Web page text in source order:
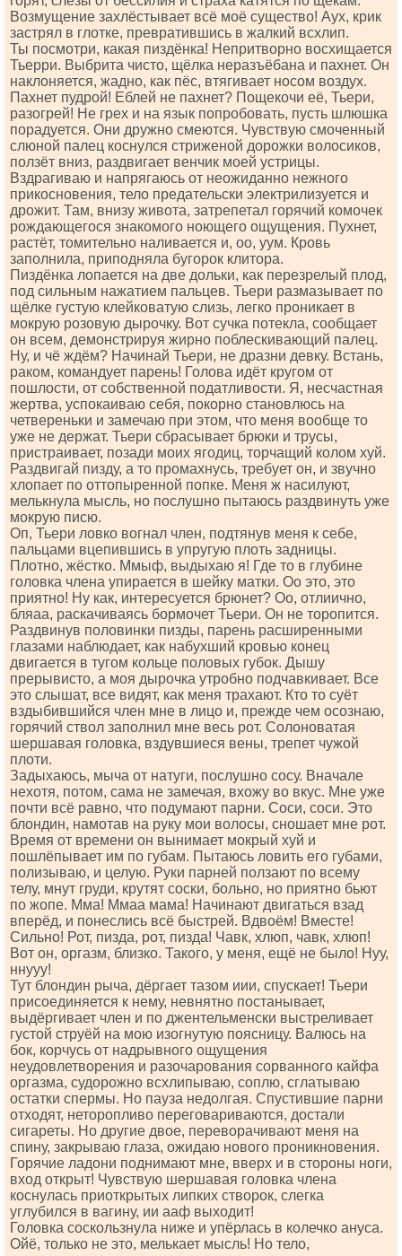
Возмущение захлёстывает всё моё существо! Аух, крик
застрял в глотке, превратившись в жалкий всхлип.
Ты посмотри, какая пиздёнка! Непритворно восхищается
Тьерри. Выбрита чисто, щёлка неразъёбана и пахнет. Он
наклоняется, жадно, как пёс, втягивает носом воздух.
Пахнет пудрой! Еблей не пахнет? Пощекочи её, Тьери,
разогрей! Не грех и на язык попробовать, пусть шлюшка
порадуется. Они дружно смеются. Чувствую смоченный
слюной палец коснулся стриженой дорожки волосиков,
ползёт вниз, раздвигает венчик моей устрицы.
Вздрагиваю и напрягаюсь от неожиданно нежного
прикосновения, тело предательски электрилизуется и
дрожит. Там, внизу живота, затрепетал горячий комочек
рождающегося знакомого ноющего ощущения. Пухнет,
растёт, томительно наливается и, оо, уум. Кровь
заполнила, приподняла бугорок клитора.
Пиздёнка лопается на две дольки, как перезрелый плод,
под сильным нажатием пальцев. Тьери размазывает по
щёлке густую клейковатую слизь, легко проникает в
мокрую розовую дырочку. Вот сучка потекла, сообщает
он всем, демонстрируя жирно поблескивающий палец.
Ну, и чё ждём? Начинай Тьери, не дразни девку. Встань,
раком, командует парень! Голова идёт кругом от
пошлости, от собственной податливости. Я, несчастная
жертва, успокаиваю себя, покорно становлюсь на
четвереньки и замечаю при этом, что меня вообще то
уже не держат. Тьери сбрасывает брюки и трусы,
пристраивает, позади моих ягодиц, торчащий колом хуй.
Раздвигай пизду, а то промахнусь, требует он, и звучно
хлопает по оттопыренной попке. Меня ж насилуют,
мелькнула мысль, но послушно пытаюсь раздвинуть уже
мокрую писю.
Оп, Тьери ловко вогнал член, подтянув меня к себе,
пальцами вцепившись в упругую плоть задницы.
Плотно, жёстко. Ммыф, выдыхаю я! Где то в глубине
головка члена упирается в шейку матки. Оо это, это
приятно! Ну как, интересуется брюнет? Оо, отлиично,
бляаа, раскачиваясь бормочет Тьери. Он не торопится.
Раздвинув половинки пизды, парень расширенными
глазами наблюдает, как набухший кровью конец
двигается в тугом кольце половых губок. Дышу
прерывисто, а моя дырочка утробно подчавкивает. Все
это слышат, все видят, как меня трахают. Кто то суёт
вздыбившийся член мне в лицо и, прежде чем осознаю,
горячий ствол заполнил мне весь рот. Солоноватая
шершавая головка, вздувшиеся вены, трепет чужой
плоти.
Задыхаюсь, мыча от натуги, послушно сосу. Вначале
нехотя, потом, сама не замечая, вхожу во вкус. Мне уже
почти всё равно, что подумают парни. Соси, соси. Это
блондин, намотав на руку мои волосы, сношает мне рот.
Время от времени он вынимает мокрый хуй и
пошлёпывает им по губам. Пытаюсь ловить его губами,
полизываю, и целую. Руки парней ползают по всему
телу, мнут груди, крутят соски, больно, но приятно бьют
по жопе. Мма! Ммаа мама! Начинают двигаться взад
вперёд, и понеслись всё быстрей. Вдвоём! Вместе!
Сильно! Рот, пизда, рот, пизда! Чавк, хлюп, чавк, хлюп!
Вот он, оргазм, близко. Такого, у меня, ещё не было! Нуу,
ннууу!
Тут блондин рыча, дёргает тазом иии, спускает! Тьери
присоединяется к нему, невнятно постанывает,
выдёргивает член и по джентельменски выстреливает
густой струёй на мою изогнутую поясницу. Валюсь на
бок, корчусь от надрывного ощущения
неудовлетворения и разочарования сорванного кайфа
оргазма, судорожно всхлипываю, соплю, сглатываю
остатки спермы. Но пауза недолгая. Спустившие парни
отходят, неторопливо переговариваются, достали
сигареты. Но другие двое, переворачивают меня на
спину, закрываю глаза, ожидаю нового проникновения.
Горячие ладони поднимают мне, вверх и в стороны ноги,
вход открыт! Чувствую шершавая головка члена
коснулась приоткрытых липких створок, слегка
углубился в вагину, ии ааф выходит!
Головка соскользнула ниже и упёрлась в колечко ануса.
Ойё, только не это, мелькает мысль! Но тело,